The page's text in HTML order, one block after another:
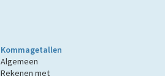
Kommagetallen
Algemeen
Rekenen met